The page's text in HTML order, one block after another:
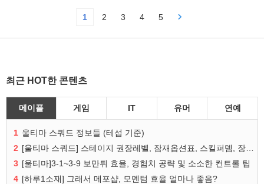
1 2 3 4 5
최근 HOT한 콘텐츠
메이플 게임 IT 유머 연예
1 울티마 스쿼드 정보들 (테섭 기준)
2
3 [울티마]3-1~3-9 보만튀 효율, 경험치 공략 및 소소한 컨트롤 팁
4 [하루1소재] 그래서 메포샵, 모멘텀 효율 얼마나 좋음?